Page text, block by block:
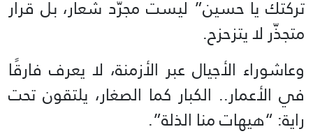
تركتك يا حسين” ليست مجرّد شعار، بل قرار
متجذّر لا يتزحزح.
وعاشوراء الأجيال عبر الأزمنة، لا يعرف فارقًا
في الأعمار.. الكبار كما الصغار، يلتقون تحت
راية: “هيهات منا الذلة”.